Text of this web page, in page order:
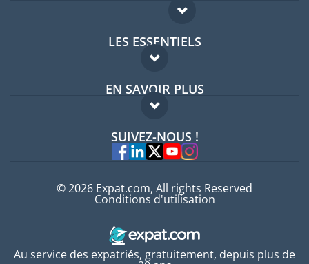
LES ESSENTIELS
Forum expatriés
Guides pays
EN SAVOIR PLUS
FAQ
Experts
SUIVEZ-NOUS !
Au service des expatriés, gratuitement, depuis plus de
© 2026 Expat.com, All rights Reserved
Conditions d'utilisation